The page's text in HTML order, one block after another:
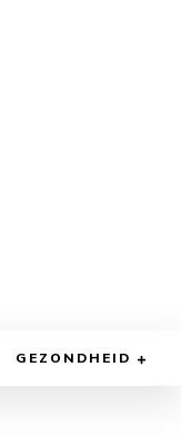
GEZONDHEID